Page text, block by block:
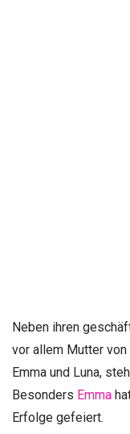
Neben ihren
vor allem Mutter von
Emma und Luna,
Besonders Emma
Erfolge gefeiert.